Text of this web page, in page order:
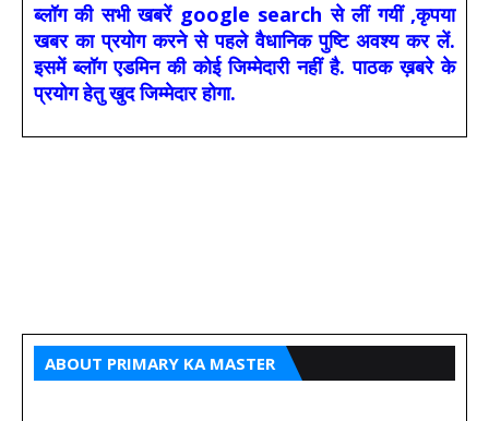
ब्लॉग की सभी खबरें google search से लीं गयीं ,कृपया
खबर का प्रयोग करने से पहले वैधानिक पुष्टि अवश्य कर लें.
इसमें ब्लॉग एडमिन की कोई जिम्मेदारी नहीं है. पाठक ख़बरे के
प्रयोग हेतु खुद जिम्मेदार होगा.
ABOUT PRIMARY KA MASTER